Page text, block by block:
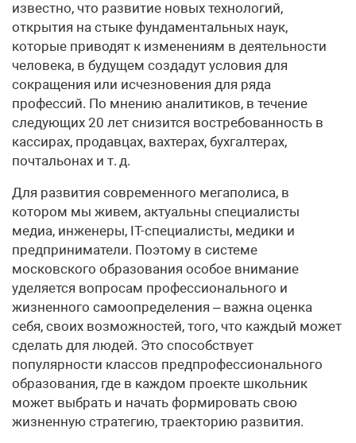
известно, что развитие новых технологий,
открытия на стыке фундаментальных наук,
которые приводят к изменениям в деятельности
человека, в будущем создадут условия для
сокращения или исчезновения для ряда
профессий. По мнению аналитиков, в течение
следующих 20 лет снизится востребованность в
кассирах, продавцах, вахтерах, бухгалтерах,
почтальонах и т. д.
Для развития современного мегаполиса, в
котором мы живем, актуальны специалисты
медиа, инженеры, IT-специалисты, медики и
предприниматели. Поэтому в системе
московского образования особое внимание
уделяется вопросам профессионального и
жизненного само­определения – важна оценка
себя, своих возможностей, того, что каждый может
сделать для людей. Это способствует
популярности классов предпрофессионального
образования, где в каждом проекте школьник
может выбрать и начать формировать свою
жизненную стратегию, траекторию развития.